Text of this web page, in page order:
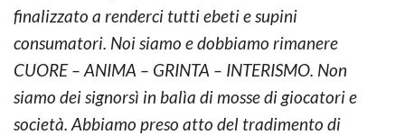
finalizzato a renderci tutti ebeti e supini
consumatori. Noi siamo e dobbiamo rimanere
CUORE – ANIMA – GRINTA – INTERISMO. Non
siamo dei signorsì in balìa di mosse di giocatori e
società. Abbiamo preso atto del tradimento di